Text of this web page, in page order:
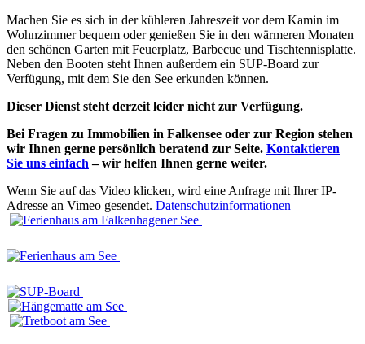
Machen Sie es sich in der kühleren Jahreszeit vor dem Kamin im
Wohnzimmer bequem oder genießen Sie in den wärmeren Monaten
den schönen Garten mit Feuerplatz, Barbecue und Tischtennisplatte.
Neben den Booten steht Ihnen außerdem ein SUP-Board zur
Verfügung, mit dem Sie den See erkunden können.
Dieser Dienst steht derzeit leider nicht zur Verfügung.
Bei Fragen zu Immobilien in Falkensee oder zur Region stehen
wir Ihnen gerne persönlich beratend zur Seite. Kontaktieren
Sie uns einfach – wir helfen Ihnen gerne weiter.
Wenn Sie auf das Video klicken, wird eine Anfrage mit Ihrer IP-
Adresse an Vimeo gesendet. Datenschutzinformationen